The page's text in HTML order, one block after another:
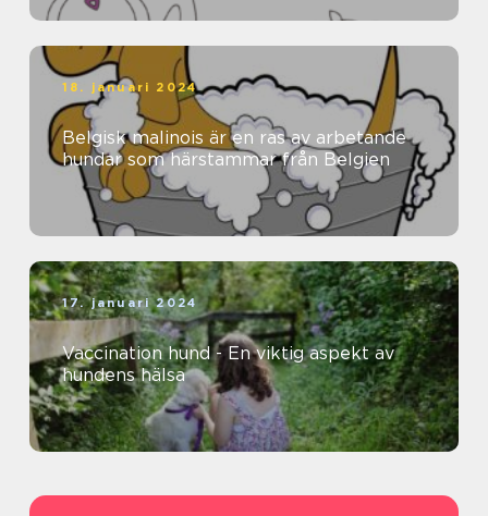
18. januari 2024
Belgisk malinois är en ras av arbetande
hundar som härstammar från Belgien
17. januari 2024
Vaccination hund - En viktig aspekt av
hundens hälsa